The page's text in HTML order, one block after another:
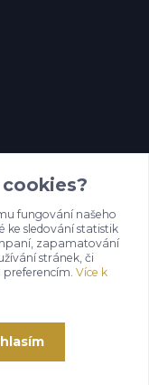
fungování našeho
ke sledování statistik
zapamatování
stránek, či
Více k